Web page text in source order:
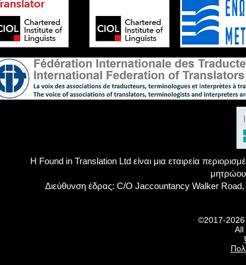
Η Found in Translation Ltd είναι μια εταιρεία
μητρώου
Διεύθυνση έδρας: C/O Jaccountancy Walker
©2017-2026
All